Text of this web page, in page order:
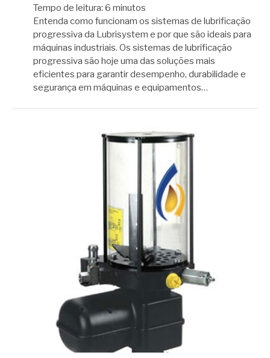
Tempo de leitura: 6 minutos
Entenda como funcionam os sistemas de lubrificação
progressiva da Lubrisystem e por que são ideais para
máquinas industriais. Os sistemas de lubrificação
progressiva são hoje uma das soluções mais
eficientes para garantir desempenho, durabilidade e
segurança em máquinas e equipamentos…